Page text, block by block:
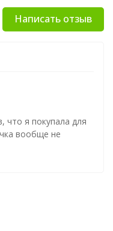
Написать отзыв
что я покупала для
вообще не